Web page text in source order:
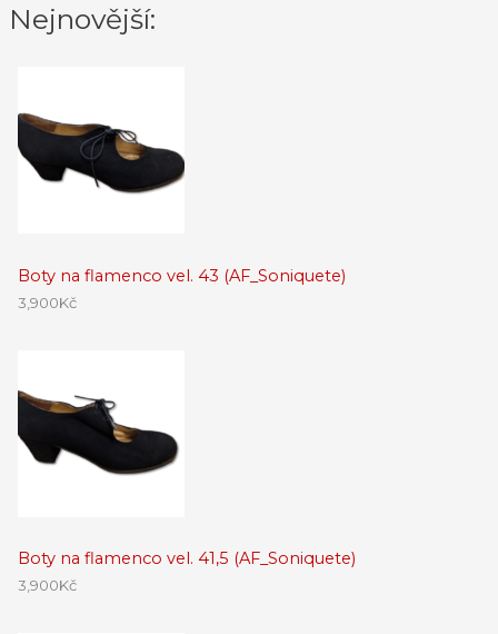
Nejnovější:
Boty na flamenco vel. 43 (AF_Soniquete)
3,900Kč
Boty na flamenco vel. 41,5 (AF_Soniquete)
3,900Kč